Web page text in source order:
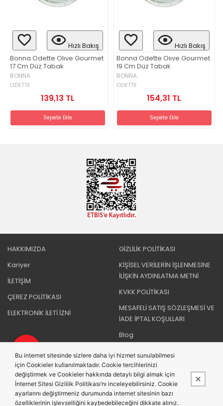
Hızlı Bakış
Bonna Odette Olıve Gourmet
17 Cm Düz Tabak
BONNA
ODETTE
139,13 TL
Sepete Ekle
Hızlı Bakış
Bonna Odette Oiıve Gourmet
19 Cm Düz Tabak
BONNA
ODETTE
154,31 TL
Sepete Ekle
HAKKIMIZDA
Kariyer
İLETİŞİM
ÇEREZ POLİTİKASI
ELEKTRONİK İLETİ İZNİ
GİZLİLİK POLİTİKASI
KİŞİSEL VERİLERİN İŞLENMESİNE
İLİŞKİN AYDINLATMA METNİ
KVKK POLİTİKASI
MESAFELİ SATIŞ SÖZLEŞMESİ VE
İADE İPTAL KOŞULLARI
Blog
BIZI TAKIP EDIN
Bu internet sitesinde sizlere daha iyi hizmet sunulabilmesi
için Cookieler kullanılmaktadır. Cookie tercihlerinizi
değiştirmek ve Cookieler hakkında detaylı bilgi almak için
İnternet Sitesi Gizlilik Politikası’nı inceleyebilirsiniz. Cookie
ayarlarını değiştirmeniz durumunda internet sitesinin bazı
özelliklerinin işlevselliğini kaybedebileceğini dikkate alınız.